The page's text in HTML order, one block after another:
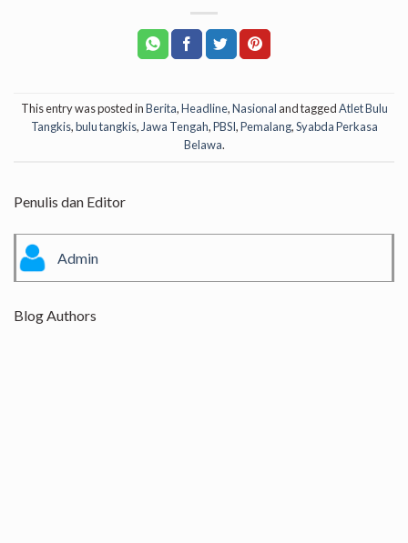
This entry was posted inBerita,Headline,Nasional and taggedAtlet Bulu
Tangkis,bulu tangkis,Jawa Tengah,PBSI,Pemalang,Syabda Perkasa
Belawa.
Penulis dan Editor
Admin
Blog Authors